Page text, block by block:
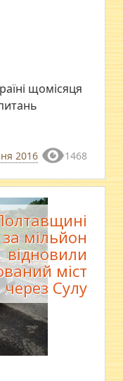
щомісяця
2016 1468
мільйон
відновили
міст
через Сулу